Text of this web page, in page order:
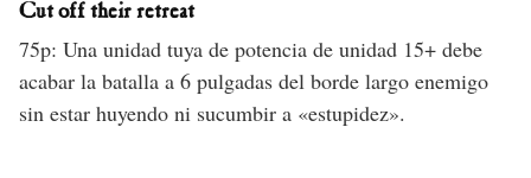
Cut off their retreat
75p: Una unidad tuya de potencia de unidad 15+ debe
acabar la batalla a 6 pulgadas del borde largo enemigo
sin estar huyendo ni sucumbir a «estupidez».